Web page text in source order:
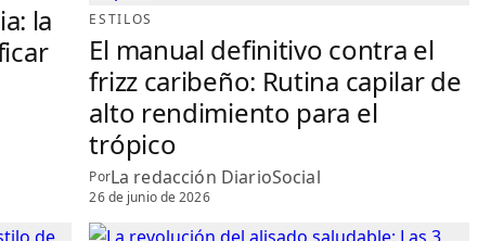
la
ESTILOS
El manual definitivo contra el
frizz caribeño: Rutina capilar de
alto rendimiento para el
trópico
PorLa redacción DiarioSocial
26 de junio de 2026